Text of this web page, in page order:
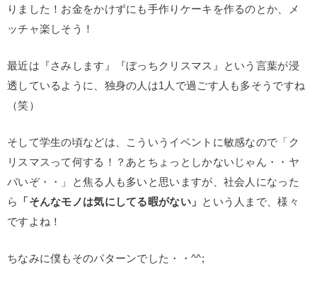
りました！お金をかけずにも手作りケーキを作るのとか、メ
ッチャ楽しそう！
最近は『さみします』『ぼっちクリスマス』という言葉が浸
透しているように、独身の人は1人で過ごす人も多そうですね
（笑）
そして学生の頃などは、こういうイベントに敏感なので「ク
リスマスって何する！？あとちょっとしかないじゃん・・ヤ
バいぞ・・」と焦る人も多いと思いますが、社会人になった
ら
「そんなモノは気にしてる暇がない」
という人まで、様々
ですよね！
ちなみに僕もそのパターンでした・・^^;